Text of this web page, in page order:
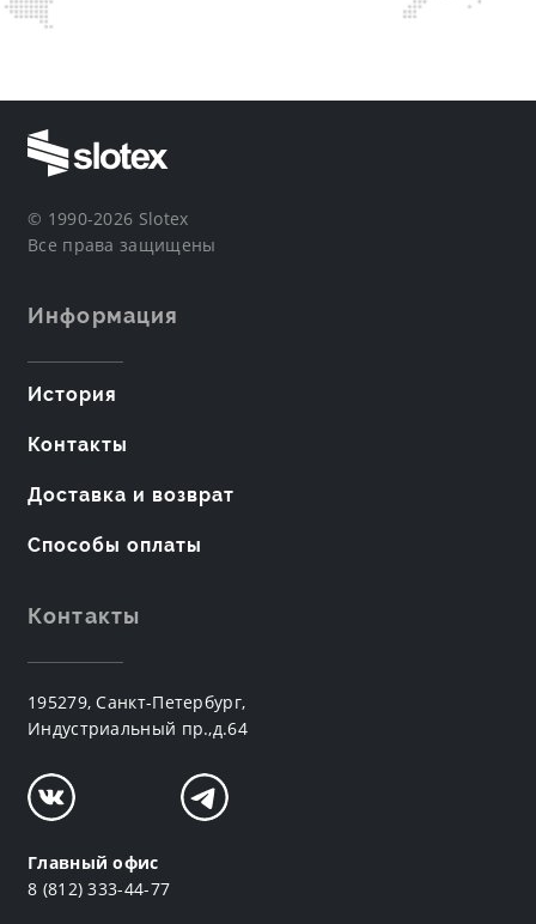
© 1990-2026 Slotex
Все права защищены
Информация
История
Контакты
Доставка и возврат
Способы оплаты
Контакты
195279, Санкт-Петербург,
Индустриальный пр.,д.64
Главный офис
8 (812) 333-44-77